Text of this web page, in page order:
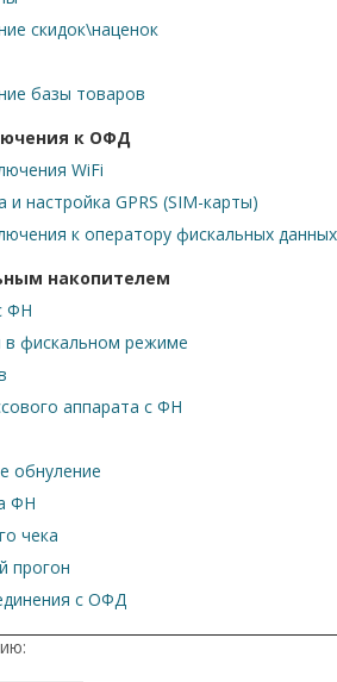
скидок\наценок
базы товаров
к ОФД
WiFi
и настройка GPRS (SIM-карты)
к оператору фискальных данных
накопителем
ФН
в фискальном режиме
аппарата с ФН
обнуление
ФН
чека
прогон
с ОФД